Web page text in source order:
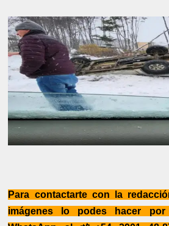
Para contactarte con la
imágenes lo podes hacer